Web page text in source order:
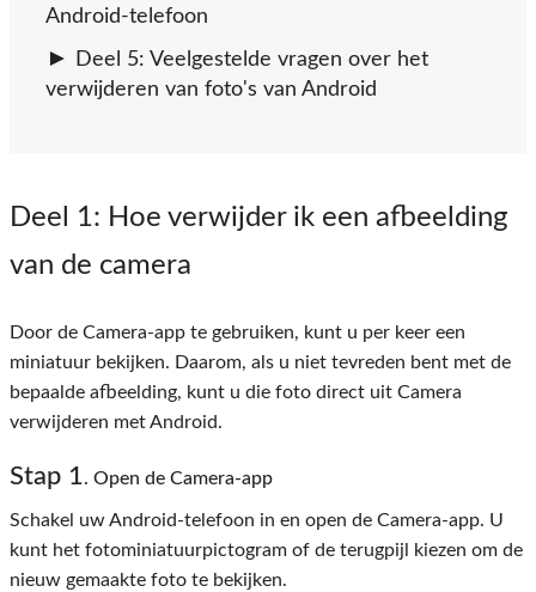
Android-telefoon
Deel 5: Veelgestelde vragen over het
verwijderen van foto's van Android
Deel 1: Hoe verwijder ik een afbeelding
van de camera
Door de Camera-app te gebruiken, kunt u per keer een
miniatuur bekijken. Daarom, als u niet tevreden bent met de
bepaalde afbeelding, kunt u die foto direct uit Camera
verwijderen met Android.
Stap 1. Open de Camera-app
Schakel uw Android-telefoon in en open de Camera-app. U
kunt het fotominiatuurpictogram of de terugpijl kiezen om de
nieuw gemaakte foto te bekijken.